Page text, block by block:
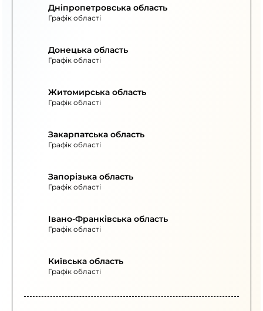
Дніпропетровська область
Графік області
Донецька область
Графік області
Житомирська область
Графік області
Закарпатська область
Графік області
Запорізька область
Графік області
Івано-Франківська область
Графік області
Київська область
Графік області